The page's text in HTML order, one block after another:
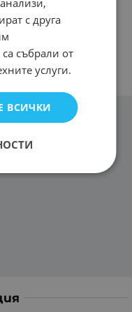
с друга
събрали от
услуги.
ВСИЧКИ